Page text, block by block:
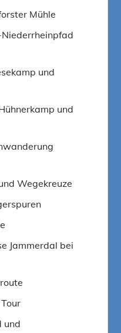
Mühle
und
und
Wegekreuze
Jammerdal bei
und